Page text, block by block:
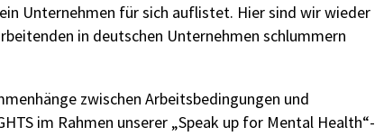
Unternehmen für sich auflistet. Hier sind wir wieder
in deutschen Unternehmen schlummern
zwischen Arbeitsbedingungen und
im Rahmen unserer „Speak up for Mental Health“-